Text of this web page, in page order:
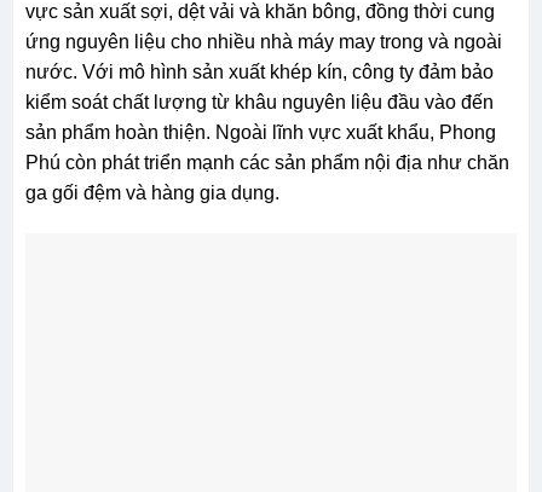
vực sản xuất sợi, dệt vải và khăn bông, đồng thời cung
ứng nguyên liệu cho nhiều nhà máy may trong và ngoài
nước. Với mô hình sản xuất khép kín, công ty đảm bảo
kiểm soát chất lượng từ khâu nguyên liệu đầu vào đến
sản phẩm hoàn thiện. Ngoài lĩnh vực xuất khẩu, Phong
Phú còn phát triển mạnh các sản phẩm nội địa như chăn
ga gối đệm và hàng gia dụng.